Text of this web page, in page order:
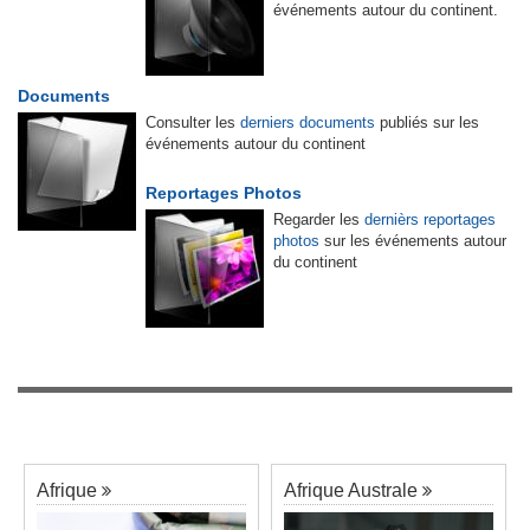
événements autour du continent.
Documents
Consulter les derniers documents publiés sur les
événements autour du continent
Reportages Photos
Regarder les dernièrs reportages
photos sur les événements autour
du continent
Afrique Afrique Australe